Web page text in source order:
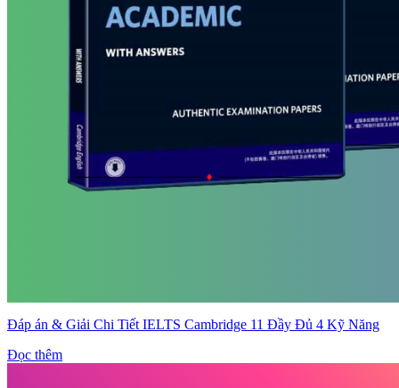
Đáp án & Giải Chi Tiết IELTS Cambridge 11 Đầy Đủ 4 Kỹ Năng
Đọc thêm